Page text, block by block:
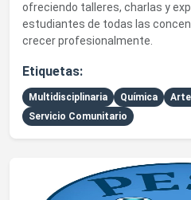
ofreciendo talleres, charlas y
estudiantes de todas las
crecer profesionalmente.
Etiquetas:
Multidisciplinaria Química
Servicio Comunitario
Ver detalles de Pharmaceutical